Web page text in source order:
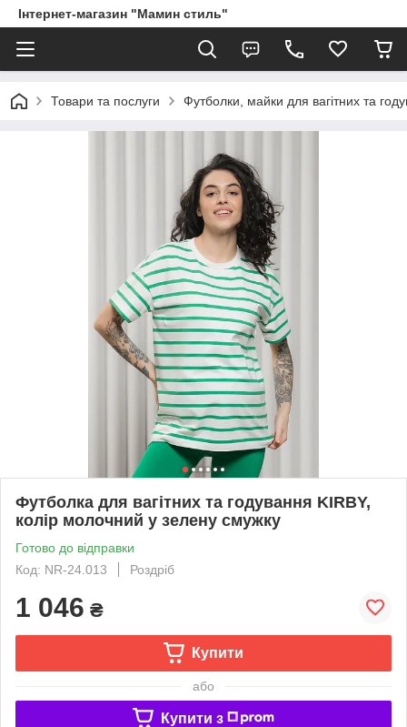
Інтернет-магазин "Мамин стиль"
Товари та послуги Футболки, майки для вагітних та
Футболка для вагітних та годування KIRBY,
колір молочний у зелену смужку
Готово до відправки
Код: NR-24.013
Роздріб
1 046 ₴
Купити
або
Купити з